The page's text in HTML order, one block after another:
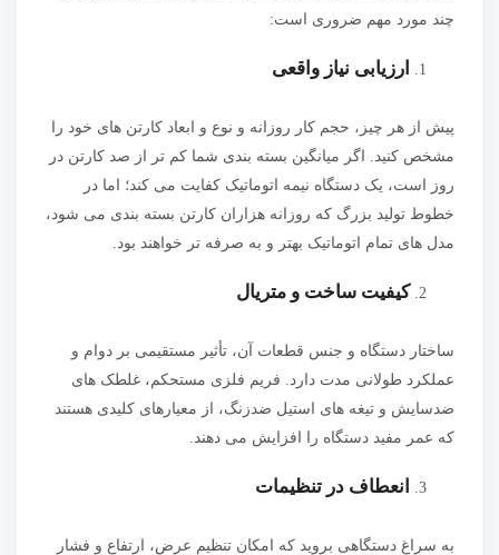
چند مورد مهم ضروری است:
ارزیابی نیاز واقعی
پیش از هر چیز، حجم کار روزانه و نوع و ابعاد کارتن های خود را
مشخص کنید. اگر میانگین بسته بندی شما کم تر از صد کارتن در
روز است، یک دستگاه نیمه اتوماتیک کفایت می کند؛ اما در
خطوط تولید بزرگ که روزانه هزاران کارتن بسته بندی می شود،
مدل های تمام اتوماتیک بهتر و به صرفه تر خواهند بود.
کیفیت ساخت و متریال
ساختار دستگاه و جنس قطعات آن، تأثیر مستقیمی بر دوام و
عملکرد طولانی مدت دارد. فریم فلزی مستحکم، غلطک های
ضدسایش و تیغه های استیل ضدزنگ، از معیارهای کلیدی هستند
که عمر مفید دستگاه را افزایش می دهند.
انعطاف در تنظیمات
به سراغ دستگاهی بروید که امکان تنظیم عرض، ارتفاع و فشار